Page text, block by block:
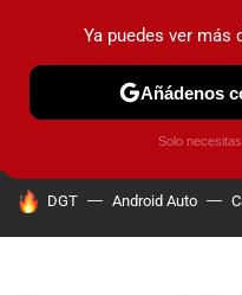
PRUEBAS COCHES
HOY SE HABLA DE
DGT Android Auto
Ya puedes ver más
Añádenos
Solo